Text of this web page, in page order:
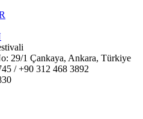
29/1 Çankaya, Ankara, Türkiye
/ +90 312 468 3892